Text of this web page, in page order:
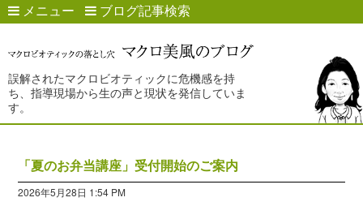
メニュー ブログ記事検索
誤解されたマクロビオティックに危機感を持
ち、指導現場から生の声と現状を発信していま
す。
「夏のお弁当講座」受付開始のご案内
2026年5月28日 1:54 PM